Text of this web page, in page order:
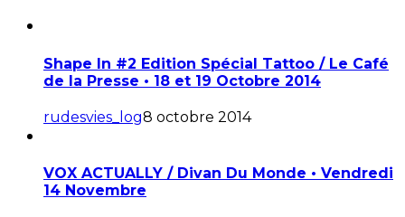
Shape In #2 Edition Spécial Tattoo / Le Café
de la Presse • 18 et 19 Octobre 2014
rudesvies_log8 octobre 2014
VOX ACTUALLY / Divan Du Monde • Vendredi
14 Novembre